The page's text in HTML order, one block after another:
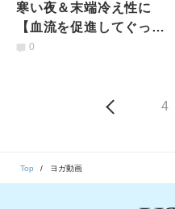
寒い夜＆末端冷え性に
【血流を促進してぐっす
り快眠】「股関節伸ば
0
4
Top ヨガ動画